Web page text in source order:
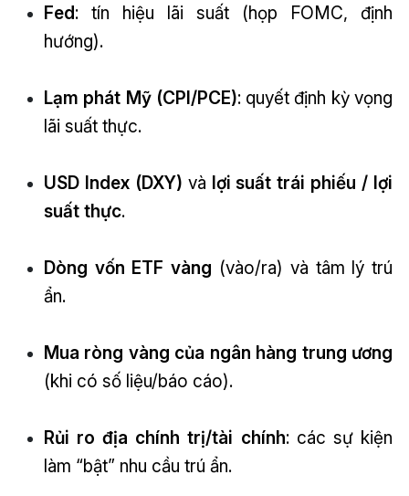
Fed: tín hiệu lãi suất (họp FOMC, định
hướng).
Lạm phát Mỹ (CPI/PCE): quyết định kỳ vọng
lãi suất thực.
USD Index (DXY) và lợi suất trái phiếu / lợi
suất thực.
Dòng vốn ETF vàng (vào/ra) và tâm lý trú
ẩn.
Mua ròng vàng của ngân hàng trung ương
(khi có số liệu/báo cáo).
Rủi ro địa chính trị/tài chính: các sự kiện
làm “bật” nhu cầu trú ẩn.